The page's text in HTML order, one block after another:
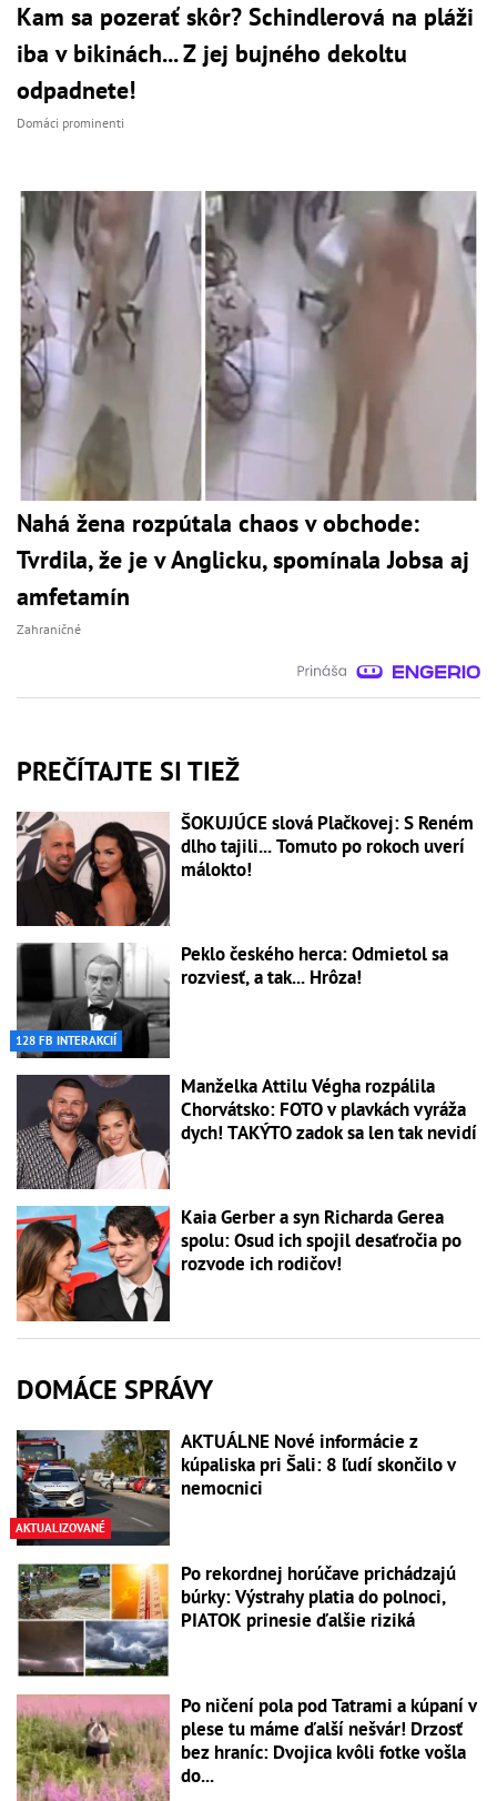
Kam sa pozerať skôr? Schindlerová na pláži
iba v bikinách... Z jej bujného dekoltu
odpadnete!
Domáci prominenti
Nahá žena rozpútala chaos v obchode:
Tvrdila, že je v Anglicku, spomínala Jobsa aj
amfetamín
Zahraničné
PREČÍTAJTE SI TIEŽ
ŠOKUJÚCE slová Plačkovej: S Reném
dlho tajili... Tomuto po rokoch uverí
málokto!
128 FB INTERAKCIÍ
Peklo českého herca: Odmietol sa
rozviesť, a tak... Hrôza!
Manželka Attilu Végha rozpálila
Chorvátsko: FOTO v plavkách vyráža
dych! TAKÝTO zadok sa len tak nevidí
Kaia Gerber a syn Richarda Gerea
spolu: Osud ich spojil desaťročia po
rozvode ich rodičov!
DOMÁCE SPRÁVY
AKTUALIZOVANÉ
AKTUÁLNE Nové informácie z
kúpaliska pri Šali: 8 ľudí skončilo v
nemocnici
Po rekordnej horúčave prichádzajú
búrky: Výstrahy platia do polnoci,
PIATOK prinesie ďalšie riziká
Po ničení pola pod Tatrami a kúpaní v
plese tu máme ďalší nešvár! Drzosť
bez hraníc: Dvojica kvôli fotke vošla
do...